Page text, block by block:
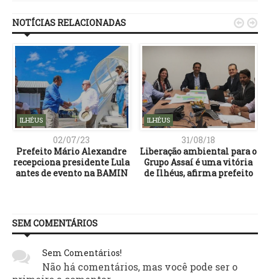
NOTÍCIAS RELACIONADAS
ILHÉUS
02/07/23
Prefeito Mário Alexandre
recepciona presidente Lula
antes de evento na BAMIN
ILHÉUS
31/08/18
Liberação ambiental para o
Grupo Assaí é uma vitória
de Ilhéus, afirma prefeito
 
SEM COMENTÁRIOS
Sem Comentários!
Não há comentários, mas você pode ser o